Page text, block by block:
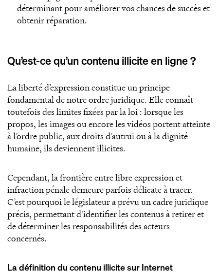
déterminant pour améliorer vos chances de succès et
obtenir réparation.
Qu’est-ce qu’un contenu illicite en ligne ?
La liberté d’expression constitue un principe
fondamental de notre ordre juridique. Elle connaît
toutefois des limites fixées par la loi : lorsque les
propos, les images ou encore les vidéos portent atteinte
à l’ordre public, aux droits d’autrui ou à la dignité
humaine, ils deviennent illicites.
Cependant, la frontière entre libre expression et
infraction pénale demeure parfois délicate à tracer.
C’est pourquoi le législateur a prévu un cadre juridique
précis, permettant d’identifier les contenus à retirer et
de déterminer les responsabilités des acteurs
concernés.
La définition du contenu illicite sur Internet